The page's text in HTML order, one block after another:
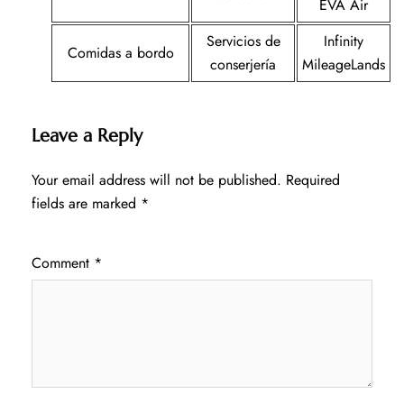
EVA Air
Comidas a bordo
Servicios de
conserjería
Infinity
MileageLands
Leave a Reply
Your email address will not be published. Required
fields are marked *
Comment *